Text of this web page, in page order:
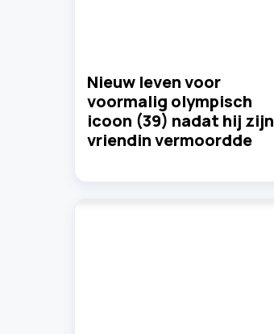
Nieuw leven voor
voormalig olympisch
icoon (39) nadat hij zijn
vriendin vermoordde